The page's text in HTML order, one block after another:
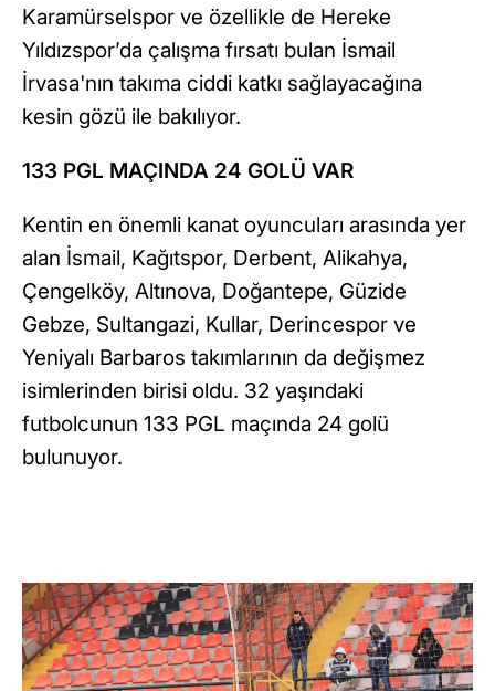
Karamürselspor ve özellikle de Hereke
Yıldızspor’da çalışma fırsatı bulan İsmail
İrvasa'nın takıma ciddi katkı sağlayacağına
kesin gözü ile bakılıyor.
133 PGL MAÇINDA 24 GOLÜ VAR
Kentin en önemli kanat oyuncuları arasında yer
alan İsmail, Kağıtspor, Derbent, Alikahya,
Çengelköy, Altınova, Doğantepe, Güzide
Gebze, Sultangazi, Kullar, Derincespor ve
Yeniyalı Barbaros takımlarının da değişmez
isimlerinden birisi oldu. 32 yaşındaki
futbolcunun 133 PGL maçında 24 golü
bulunuyor.